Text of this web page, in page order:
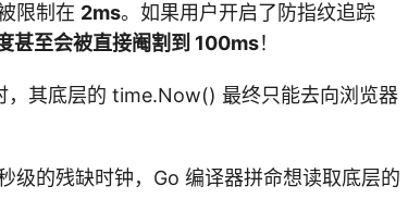
限制在 2ms。如果用户开启了防指纹追踪
甚至会被直接阉割到 100ms！
，其底层的 time.Now() 最终只能去向浏览器
级的残缺时钟，Go 编译器拼命想读取底层的